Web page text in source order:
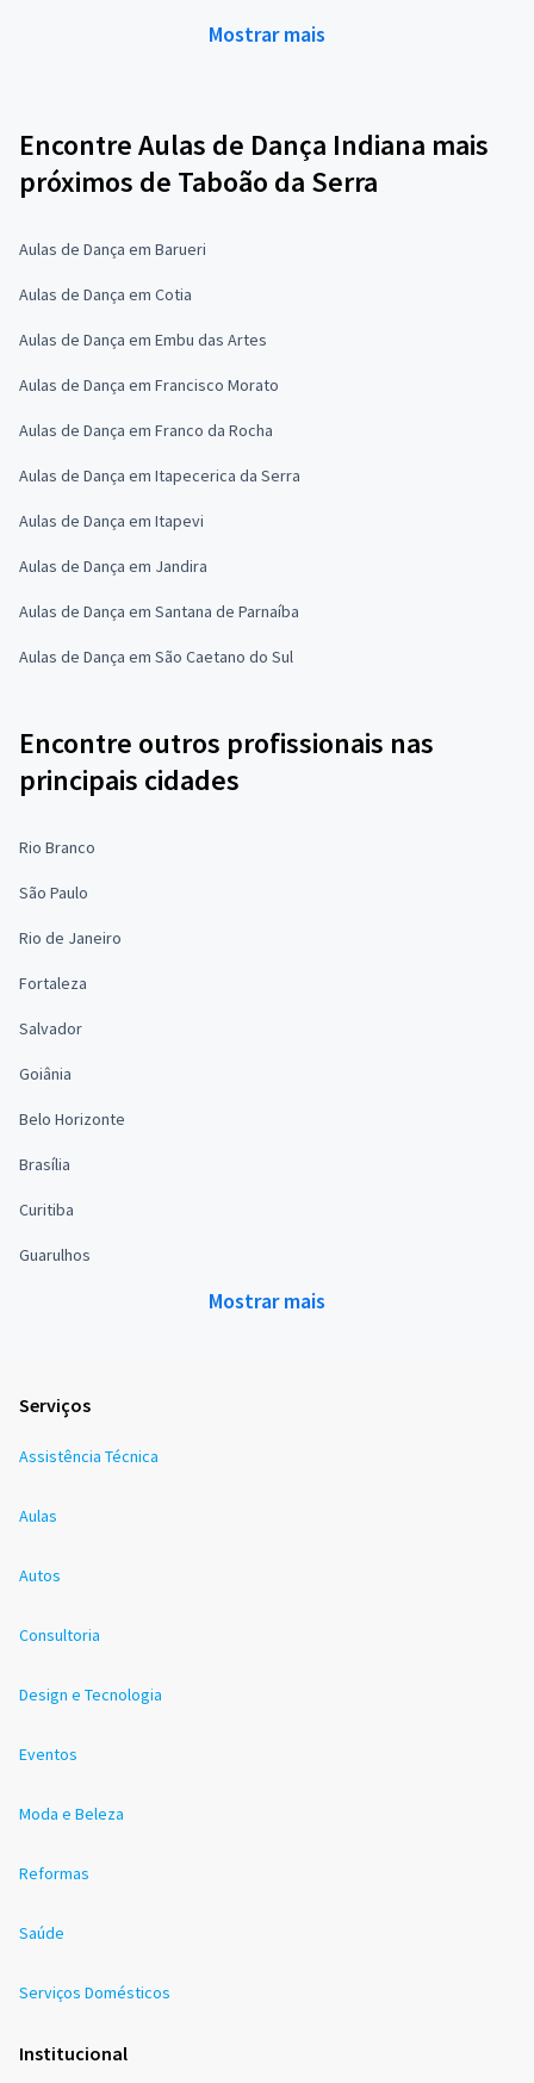
Mostrar mais
Encontre Aulas de Dança Indiana mais
próximos de Taboão da Serra
Aulas de Dança em Barueri
Aulas de Dança em Cotia
Aulas de Dança em Embu das Artes
Aulas de Dança em Francisco Morato
Aulas de Dança em Franco da Rocha
Aulas de Dança em Itapecerica da Serra
Aulas de Dança em Itapevi
Aulas de Dança em Jandira
Aulas de Dança em Santana de Parnaíba
Aulas de Dança em São Caetano do Sul
Encontre outros profissionais nas
principais cidades
Rio Branco
São Paulo
Rio de Janeiro
Fortaleza
Salvador
Goiânia
Belo Horizonte
Brasília
Curitiba
Guarulhos
Mostrar mais
Serviços
Assistência Técnica
Aulas
Autos
Consultoria
Design e Tecnologia
Eventos
Moda e Beleza
Reformas
Saúde
Serviços Domésticos
Institucional